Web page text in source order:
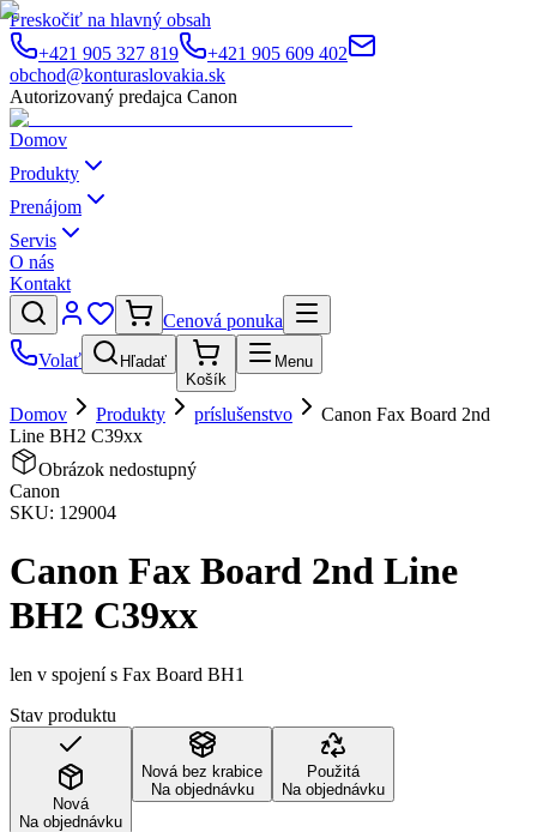
Preskočiť na hlavný obsah
+421 905 327 819
+421 905 609 402
obchod@konturaslovakia.sk
Autorizovaný predajca Canon
Domov
Produkty
Prenájom
Servis
O nás
Kontakt
Cenová ponuka
Volať
Hľadať
Košík
Menu
Domov Produkty príslušenstvo
Canon Fax Board 2nd
Line BH2 C39xx
Obrázok nedostupný
Canon
SKU: 129004
Canon Fax Board 2nd Line
BH2 C39xx
len v spojení s Fax Board BH1
Stav produktu
Nová
Na objednávku
Nová bez krabice
Na objednávku
Použitá
Na objednávku